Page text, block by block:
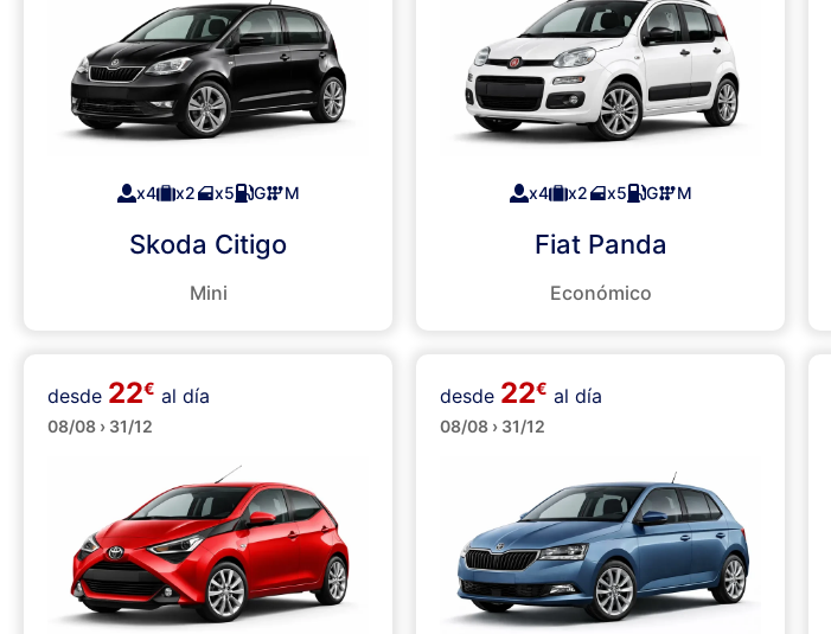
x4 x2 x5 G M
Skoda Citigo
Mini
x4 x2 x5 G M
Fiat Panda
Económico
Pequeños
desde 22€ al día
08/08 › 31/12 Medianos
desde 22€ al día
08/08 › 31/12